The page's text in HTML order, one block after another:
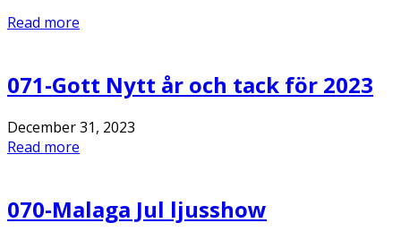
Read more
071-Gott Nytt år och tack för 2023
December 31, 2023
Read more
070-Malaga Jul ljusshow